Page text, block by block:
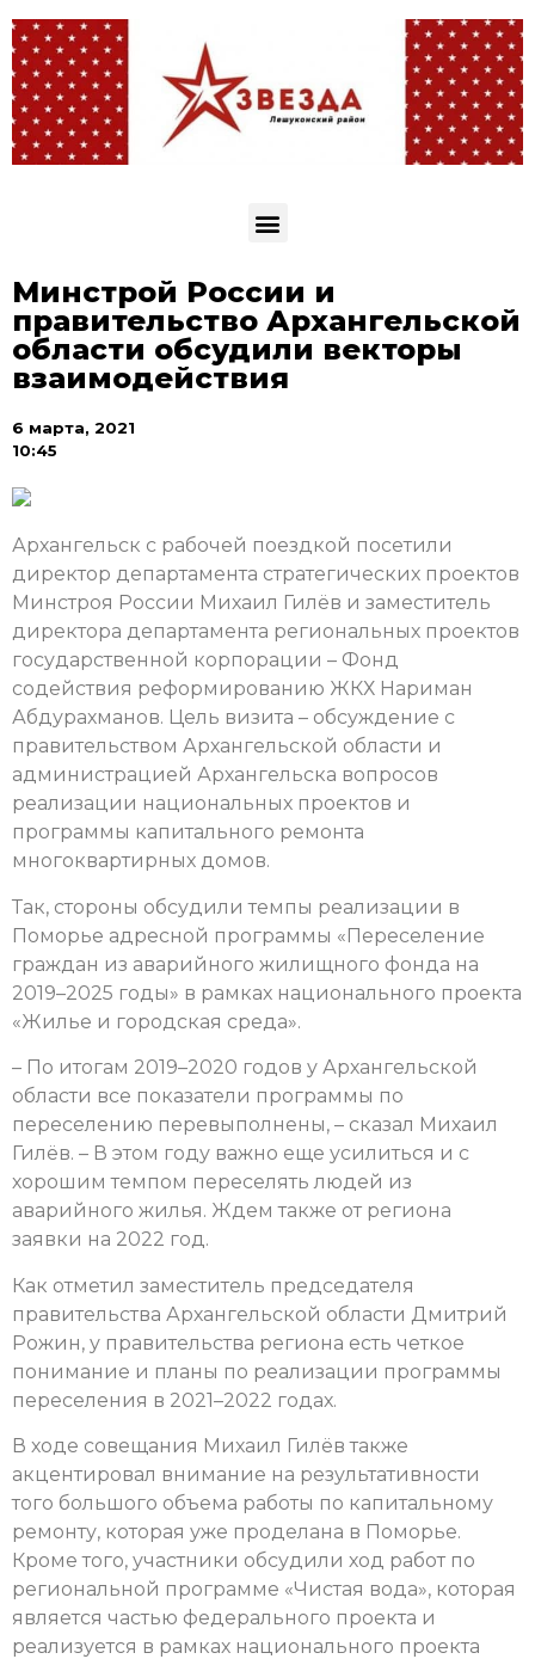
Минстрой России и
правительство Архангельской
области обсудили векторы
взаимодействия
6 марта, 2021
10:45
Архангельск с рабочей поездкой посетили
директор департамента стратегических проектов
Минстроя России Михаил Гилёв и заместитель
директора департамента региональных проектов
государственной корпорации – Фонд
содействия реформированию ЖКХ Нариман
Абдурахманов. Цель визита – обсуждение с
правительством Архангельской области и
администрацией Архангельска вопросов
реализации национальных проектов и
программы капитального ремонта
многоквартирных домов.
Так, стороны обсудили темпы реализации в
Поморье адресной программы «Переселение
граждан из аварийного жилищного фонда на
2019–2025 годы» в рамках национального проекта
«Жилье и городская среда».
– По итогам 2019–2020 годов у Архангельской
области все показатели программы по
переселению перевыполнены, – сказал Михаил
Гилёв. – В этом году важно еще усилиться и с
хорошим темпом переселять людей из
аварийного жилья. Ждем также от региона
заявки на 2022 год.
Как отметил заместитель председателя
правительства Архангельской области Дмитрий
Рожин, у правительства региона есть четкое
понимание и планы по реализации программы
переселения в 2021–2022 годах.
В ходе совещания Михаил Гилёв также
акцентировал внимание на результативности
того большого объема работы по капитальному
ремонту, которая уже проделана в Поморье.
Кроме того, участники обсудили ход работ по
региональной программе «Чистая вода», которая
является частью федерального проекта и
реализуется в рамках национального проекта